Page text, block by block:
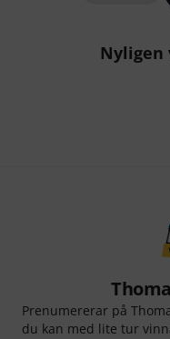
Nyligen
Prenumererar på
du kan med lite tur